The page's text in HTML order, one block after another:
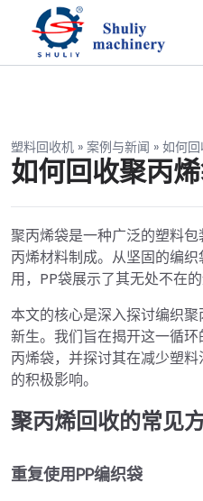
塑料回收机 » 案例与新闻 » 如何回
如何回收聚丙烯
聚丙烯袋是一种广泛的塑料
丙烯材料制成。从坚固的编
用，PP袋展示了其无处不在的
本文的核心是深入探讨编织
新生。我们旨在揭开这一循
丙烯袋，并探讨其在减少塑
的积极影响。
聚丙烯回收的常见
重复使用PP编织袋